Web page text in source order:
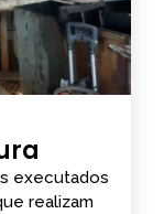
executados
realizam